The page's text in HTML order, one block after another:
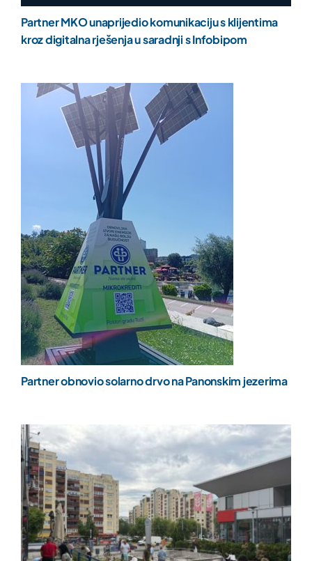
Partner MKO unaprijedio komunikaciju s klijentima
kroz digitalna rješenja u saradnji s Infobipom
Partner obnovio solarno drvo na Panonskim jezerima